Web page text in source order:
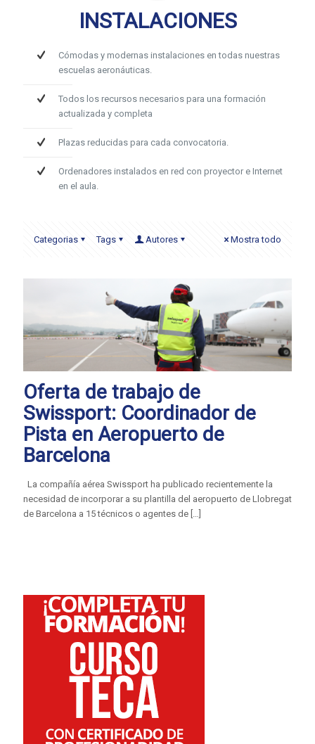
INSTALACIONES
Cómodas y modernas instalaciones en todas nuestras
escuelas aeronáuticas.
Todos los recursos necesarios para una formación
actualizada y completa
Plazas reducidas para cada convocatoria.
Ordenadores instalados en red con proyector e Internet
en el aula.
Categorias Tags Autores Mostra todo
Oferta de trabajo de
Swissport: Coordinador de
Pista en Aeropuerto de
Barcelona
La compañía aérea Swissport ha publicado recientemente la
necesidad de incorporar a su plantilla del aeropuerto de Llobregat
de Barcelona a 15 técnicos o agentes de […]